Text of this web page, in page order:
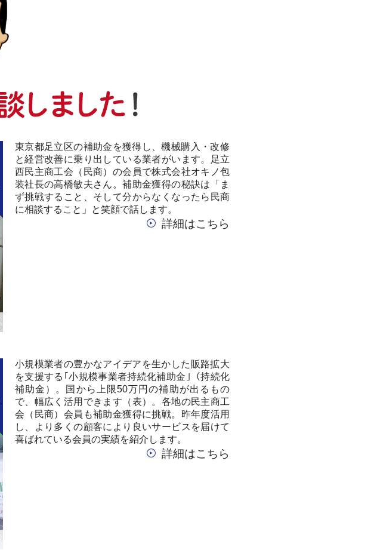
東京都足立区の補助金を獲得し、機械購入・改修
と経営改善に乗り出している業者がいます。足立
西民主商工会（民商）の会員で株式会社オキノ包
装社長の高橋敏夫さん。補助金獲得の秘訣は「ま
ず挑戦すること、そして分からなくなったら民商
に相談すること」と笑顔で話します。
詳細はこちら
小規模業者の豊かなアイデアを生かした販路拡大
を支援する｢小規模事業者持続化補助金｣（持続化
補助金）。国から上限50万円の補助が出るもの
で、幅広く活用できます（表）。各地の民主商工
会（民商）会員も補助金獲得に挑戦。昨年度活用
し、より多くの顧客により良いサービスを届けて
喜ばれている会員の実績を紹介します。
詳細はこちら